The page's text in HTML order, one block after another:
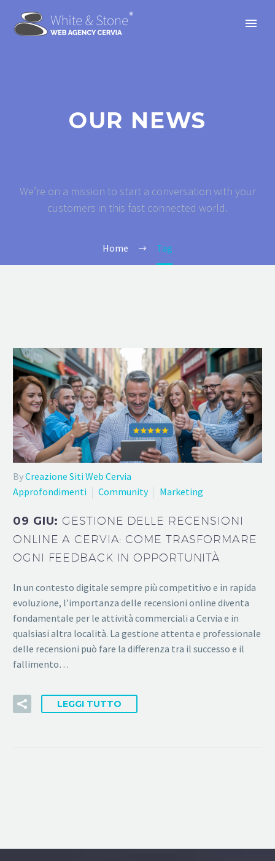
OUR NEWS
We’re on a mission to start a conversation with your
customers in this fast connected world.
Home Tag
ByCreazione Siti Web Cervia
Approfondimenti
Community Marketing
09 GIU:GESTIONE DELLE RECENSIONI
ONLINE A CERVIA: COME TRASFORMARE
OGNI FEEDBACK IN OPPORTUNITÀ
In un contesto digitale sempre più competitivo e in rapida
evoluzione, l’importanza delle recensioni online diventa
fondamentale per le attività commerciali a Cervia e in
qualsiasi altra località. La gestione attenta e professionale
delle recensioni può fare la differenza tra il successo e il
fallimento…
LEGGI TUTTO